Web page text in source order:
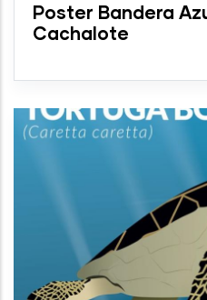
Poster Bandera
Cachalote